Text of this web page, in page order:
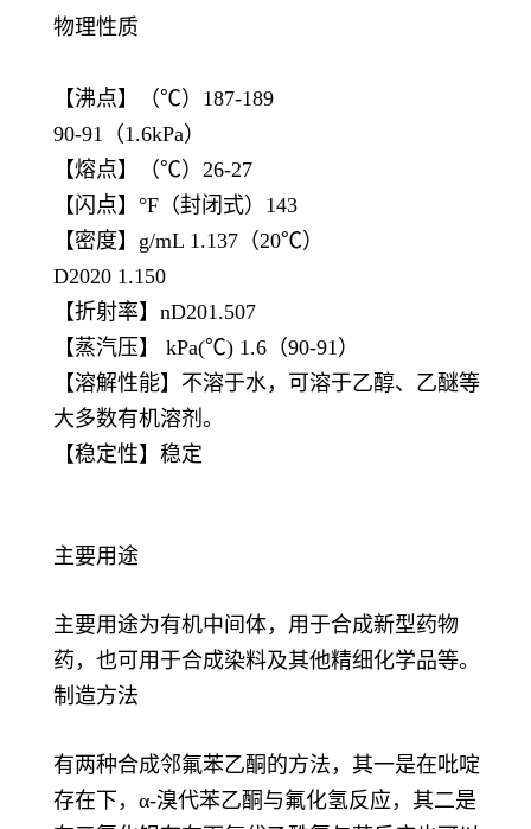
物理性质
【沸点】（℃）187-189
90-91（1.6kPa）
【熔点】（℃）26-27
【闪点】°F（封闭式）143
【密度】g/mL 1.137（20℃）
D2020 1.150
【折射率】nD201.507
【蒸汽压】 kPa(℃) 1.6（90-91）
【溶解性能】不溶于水，可溶于乙醇、乙醚等
大多数有机溶剂。
【稳定性】稳定
主要用途
主要用途为有机中间体，用于合成新型药物
药，也可用于合成染料及其他精细化学品等。
制造方法
有两种合成邻氟苯乙酮的方法，其一是在吡啶
存在下，α-溴代苯乙酮与氟化氢反应，其二是